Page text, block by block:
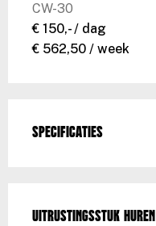
CW-30
€ 150,- / dag
€ 562,50 / week
Specificaties
Uitrustingsstuk huren